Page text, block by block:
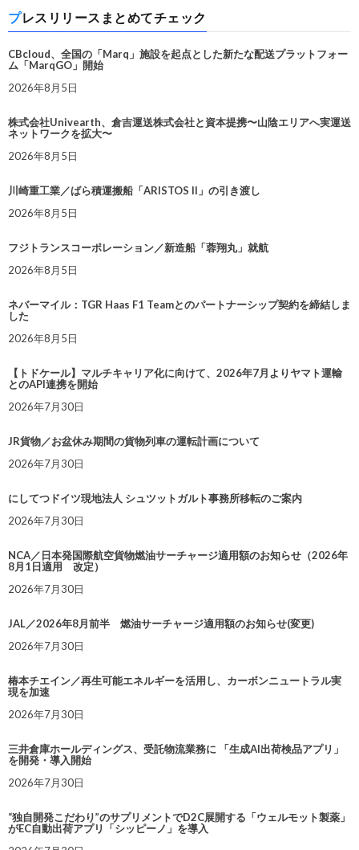
プレスリリースまとめてチェック
CBcloud、全国の「Marq」施設を起点とした新たな配送プラットフォー
ム「MarqGO」開始
2026年8月5日
株式会社Univearth、倉吉運送株式会社と資本提携〜山陰エリアへ実運送
ネットワークを拡大〜
2026年8月5日
川崎重工業／ばら積運搬船「ARISTOS II」の引き渡し
2026年8月5日
フジトランスコーポレーション／新造船「蓉翔丸」就航
2026年8月5日
ネバーマイル：TGR Haas F1 Teamとのパートナーシップ契約を締結しま
した
2026年8月5日
【トドケール】マルチキャリア化に向けて、2026年7月よりヤマト運輸
とのAPI連携を開始
2026年7月30日
JR貨物／お盆休み期間の貨物列車の運転計画について
2026年7月30日
にしてつドイツ現地法人 シュツットガルト事務所移転のご案内
2026年7月30日
NCA／日本発国際航空貨物燃油サーチャージ適用額のお知らせ（2026年
8月1日適用 改定）
2026年7月30日
JAL／2026年8月前半 燃油サーチャージ適用額のお知らせ(変更)
2026年7月30日
椿本チエイン／再生可能エネルギーを活用し、カーボンニュートラル実
現を加速
2026年7月30日
三井倉庫ホールディングス、受託物流業務に 「生成AI出荷検品アプリ」
を開発・導入開始
2026年7月30日
“独自開発こだわり”のサプリメントでD2C展開する「ウェルモット製薬」
がEC自動出荷アプリ「シッピーノ」を導入